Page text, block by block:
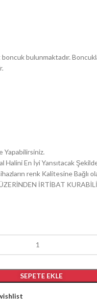
bulunmaktadır.
Yapabilirsiniz.
En İyi Yansıtacak
renk Kalitesine Bağlı
İRTİBAT
SEPETE EKLE